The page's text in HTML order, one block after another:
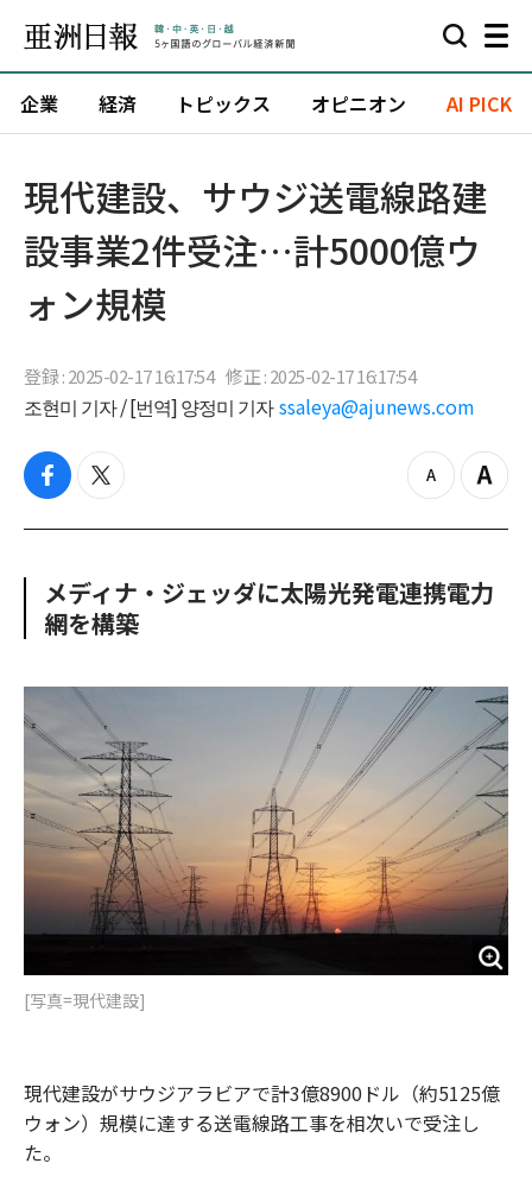
企業 経済 トピックス オピニオン AI PICK
現代建設、サウジ送電線路建
設事業2件受注…計5000億ウ
ォン規模
登録 : 2025-02-17 16:17:54 修正 : 2025-02-17 16:17:54
조현미 기자 / [번역] 양정미 기자 ssaleya@ajunews.com
f
c
o
o
k
t
i
e
r
z
o
u
Z
o
n
メディナ・ジェッダに太陽光発電連携電力
網を構築
[写真=現代建設]
現代建設がサウジアラビアで計3億8900ドル（約5125億
ウォン）規模に達する送電線路工事を相次いで受注し
た。